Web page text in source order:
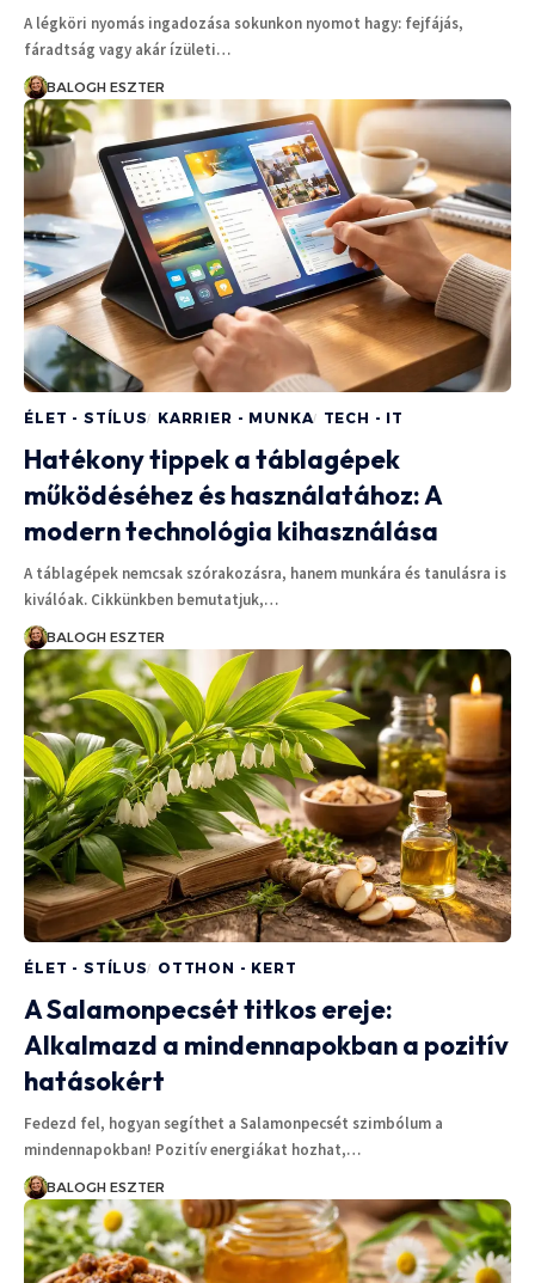
A légköri nyomás ingadozása sokunkon nyomot hagy: fejfájás,
fáradtság vagy akár ízületi…
BALOGH ESZTER
ÉLET - STÍLUS KARRIER - MUNKA TECH - IT
Hatékony tippek a táblagépek
működéséhez és használatához: A
modern technológia kihasználása
A táblagépek nemcsak szórakozásra, hanem munkára és tanulásra is
kiválóak. Cikkünkben bemutatjuk,…
BALOGH ESZTER
ÉLET - STÍLUS OTTHON - KERT
A Salamonpecsét titkos ereje:
Alkalmazd a mindennapokban a pozitív
hatásokért
Fedezd fel, hogyan segíthet a Salamonpecsét szimbólum a
mindennapokban! Pozitív energiákat hozhat,…
BALOGH ESZTER